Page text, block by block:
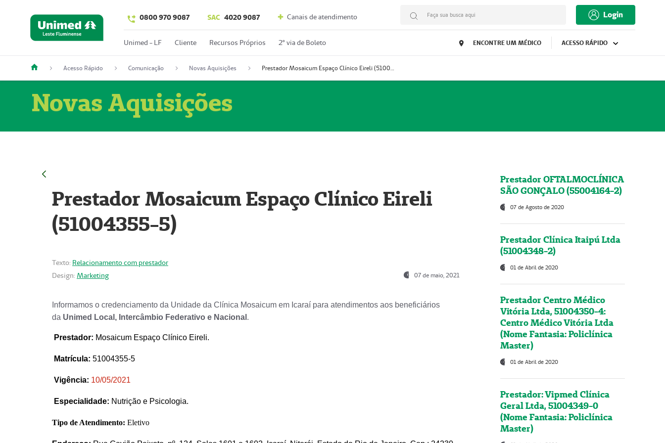
0800 970 9087 SAC 4020 9087 Canais de atendimento Faça sua busca aqui Login
Unimed - LF Cliente Recursos Próprios 2º via de Boleto ENCONTRE UM MÉDICO ACESSO RÁPIDO
Acesso Rápido Comunicação Novas Aquisições Prestador Mosaicum Espaço Clínico Eireli (51004355-5)
Novas Aquisições
Prestador Mosaicum Espaço Clínico Eireli
(51004355-5)
Texto: Relacionamento com prestador
Design: Marketing 07 de maio, 2021
Informamos o credenciamento da Unidade da Clínica Mosaicum em Icaraí para atendimentos aos beneficiários
da Unimed Local, Intercâmbio Federativo e Nacional .
Prestador: Mosaicum Espaço Clínico Eireli.
Matrícula: 51004355-5
Vigência: 10/05/2021
Especialidade: Nutrição e Psicologia.
Tipo de Atendimento: Eletivo
Prestador OFTALMOCLÍNICA
SÃO GONÇALO (55004164-2)
07 de Agosto de 2020
Prestador Clínica Itaipú Ltda
(51004348-2)
01 de Abril de 2020
Prestador Centro Médico
Vitória Ltda, 51004350-4:
Centro Médico Vitória Ltda
(Nome Fantasia: Policlínica
Master)
01 de Abril de 2020
Prestador: Vipmed Clínica
Geral Ltda, 51004349-0
(Nome Fantasia: Policlínica
Master)